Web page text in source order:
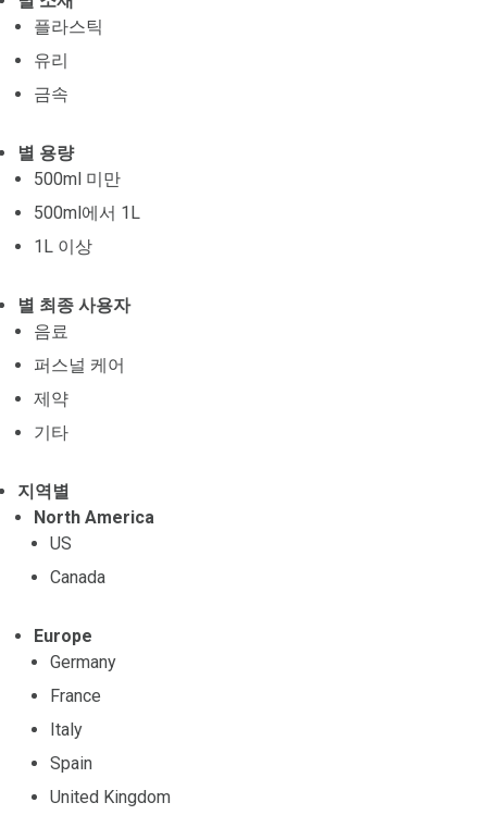
플라스틱
유리
금속
별 용량
500ml 미만
500ml에서 1L
1L 이상
별 최종 사용자
음료
퍼스널 케어
제약
기타
지역별
North America
US
Canada
Europe
Germany
France
Italy
Spain
United Kingdom